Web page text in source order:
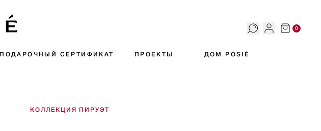
0
ПОДАРОЧНЫЙ СЕРТИФИКАТ ПРОЕКТЫ ДОМ POSIÉ
КОЛЛЕКЦИЯ ПИРУЭТ